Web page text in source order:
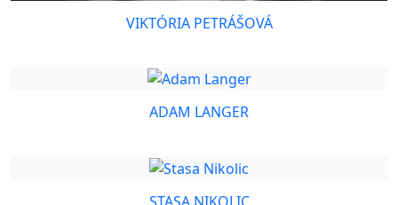
VIKTÓRIA PETRÁŠOVÁ
ADAM LANGER